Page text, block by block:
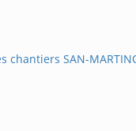
chantiers SAN-